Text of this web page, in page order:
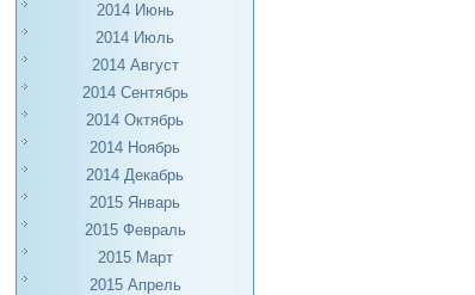
2014 Июнь
2014 Июль
2014 Август
2014 Сентябрь
2014 Октябрь
2014 Ноябрь
2014 Декабрь
2015 Январь
2015 Февраль
2015 Март
2015 Апрель